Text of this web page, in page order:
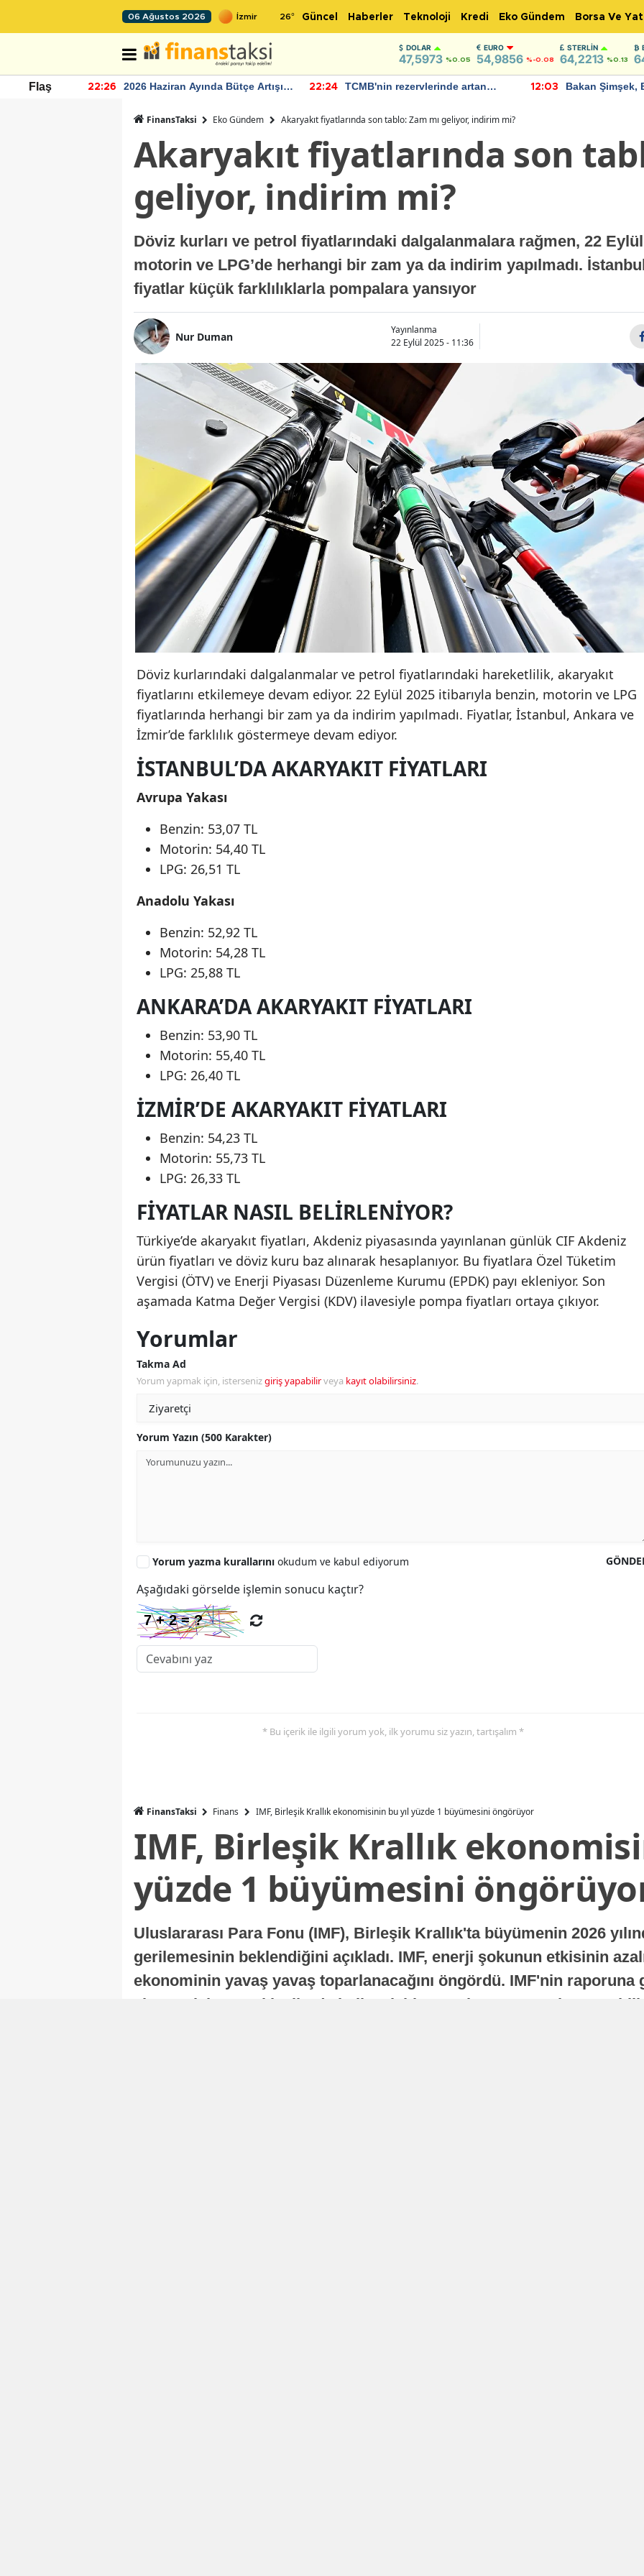
06 Ağustos 2026 26° Güncel Haberler Teknoloji Kredi Eko Gündem Borsa Ve
DOLAR
47,5973 %0.05
EURO
54,9856 %-0.08
STERLIN
64,2213 %0.13
Flaş 22:26
2026 Haziran Ayında Bütçe Artışı
22:24
TCMB'nin rezervlerinde artan
12:03
Bakan Şimşek,
FinansTaksi Eko Gündem Akaryakıt fiyatlarında son tablo: Zam mı geliyor, indirim mi?
Akaryakıt fiyatlarında son
geliyor, indirim mi?
Döviz kurları ve petrol fiyatlarındaki dalgalanmalara rağmen, 22
motorin ve LPG’de herhangi bir zam ya da indirim yapılmadı.
fiyatlar küçük farklılıklarla pompalara yansıyor
Nur Duman
Yayınlanma
22 Eylül 2025 - 11:36
Döviz kurlarındaki dalgalanmalar ve petrol fiyatlarındaki hareketlilik, akaryakıt
fiyatlarını etkilemeye devam ediyor. 22 Eylül 2025 itibarıyla benzin, motorin ve LPG
fiyatlarında herhangi bir zam ya da indirim yapılmadı. Fiyatlar, İstanbul, Ankara ve
İzmir’de farklılık göstermeye devam ediyor.
İSTANBUL’DA AKARYAKIT FIYATLARI
Avrupa Yakası
Benzin: 53,07 TL
Motorin: 54,40 TL
LPG: 26,51 TL
Anadolu Yakası
Benzin: 52,92 TL
Motorin: 54,28 TL
LPG: 25,88 TL
ANKARA’DA AKARYAKIT FIYATLARI
Benzin: 53,90 TL
Motorin: 55,40 TL
LPG: 26,40 TL
İZMIR’DE AKARYAKIT FIYATLARI
Benzin: 54,23 TL
Motorin: 55,73 TL
LPG: 26,33 TL
FIYATLAR NASIL BELIRLENIYOR?
Türkiye’de akaryakıt fiyatları, Akdeniz piyasasında yayınlanan günlük CIF Akdeniz
ürün fiyatları ve döviz kuru baz alınarak hesaplanıyor. Bu fiyatlara Özel Tüketim
Vergisi (ÖTV) ve Enerji Piyasası Düzenleme Kurumu (EPDK) payı ekleniyor. Son
aşamada Katma Değer Vergisi (KDV) ilavesiyle pompa fiyatları ortaya çıkıyor.
Yorumlar
Takma Ad
Yorum yapmak için, istersenizgiriş yapabilirveya kayıt olabilirsiniz.
Yorum Yazın (500 Karakter)
Yorum yazma kurallarını okudum ve kabul ediyorum
Aşağıdaki görselde işlemin sonucu kaçtır?
* Bu içerik ile ilgili yorum yok, ilk yorumu siz yazın, tartışalım *
FinansTaksi Finans IMF, Birleşik Krallık ekonomisinin bu yıl yüzde 1 büyümesini öngörüyor
IMF, Birleşik Krallık
yüzde 1 büyümesini
Uluslararası Para Fonu (IMF), Birleşik Krallık'ta büyümenin 2026
gerilemesinin beklendiğini açıkladı. IMF, enerji şokunun etkisinin
ekonominin yavaş yavaş toparlanacağını öngördü. IMF'nin raporuna
ekonomisi, sonraki yıllarda istikrarlı bir toparlanma süreci